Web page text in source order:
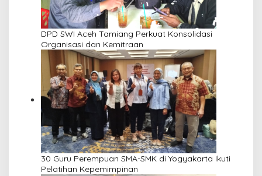
DPD SWI Aceh Tamiang Perkuat Konsolidasi
Organisasi dan Kemitraan
30 Guru Perempuan SMA-SMK di Yogyakarta Ikuti
Pelatihan Kepemimpinan